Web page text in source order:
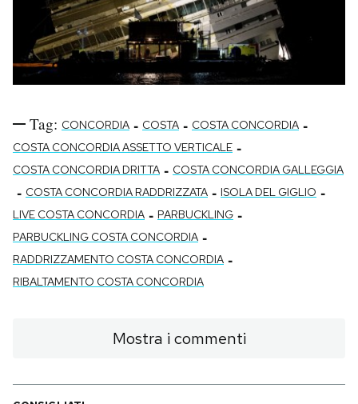
Tag: CONCORDIA - COSTA - COSTA CONCORDIA -
COSTA CONCORDIA ASSETTO VERTICALE -
COSTA CONCORDIA DRITTA - COSTA CONCORDIA GALLEGGIA
- COSTA CONCORDIA RADDRIZZATA - ISOLA DEL GIGLIO -
LIVE COSTA CONCORDIA - PARBUCKLING -
PARBUCKLING COSTA CONCORDIA -
RADDRIZZAMENTO COSTA CONCORDIA -
RIBALTAMENTO COSTA CONCORDIA
Mostra i commenti